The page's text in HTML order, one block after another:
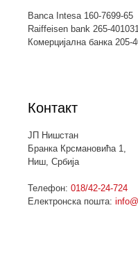
Banca Intesa 160-7699-65
Raiffeisen bank 265-
Комерцијална банка 205-
Контакт
ЈП Нишстан
Бранка Крсмановића 1,
Ниш, Србија
Телефон: 018/42-24-724
Електронска пошта: